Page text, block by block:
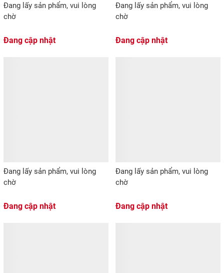
Đang lấy sản phẩm, vui lòng
chờ
Đang cập nhật
Đang lấy sản phẩm, vui lòng
chờ
Đang cập nhật
Đang lấy sản phẩm, vui lòng
chờ
Đang cập nhật
Đang lấy sản phẩm, vui lòng
chờ
Đang cập nhật